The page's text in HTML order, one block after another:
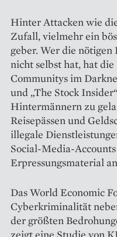
Hinter Attacken wie
Zufall, vielmehr ein
geber. Wer die
nicht selbst hat, hat
Communitys im
und „The Stock
Hintermännern zu
Reisepässen und
illegale
Social-Media-
Erpressungsmaterial
Das World Economic
Cyberkriminalität
der größten